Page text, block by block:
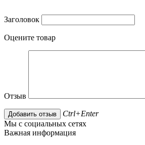
Заголовок
Оцените товар
Отзыв
Ctrl+Enter
Мы с социальных сетях
Важная информация